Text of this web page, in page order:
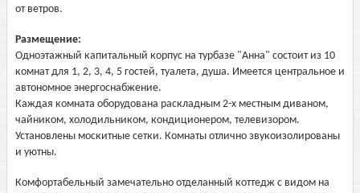
от ветров.
Размещение:
Одноэтажный капитальный корпус на турбазе "Анна" состоит из 10
комнат для 1, 2, 3, 4, 5 гостей, туалета, душа. Имеется центральное и
автономное энергоснабжение.
Каждая комната оборудована раскладным 2-х местным диваном,
чайником, холодильником, кондиционером, телевизором.
Установлены москитные сетки. Комнаты отлично звукоизолированы
и уютны.
Комфортабельный замечательно отделанный коттедж с видом на